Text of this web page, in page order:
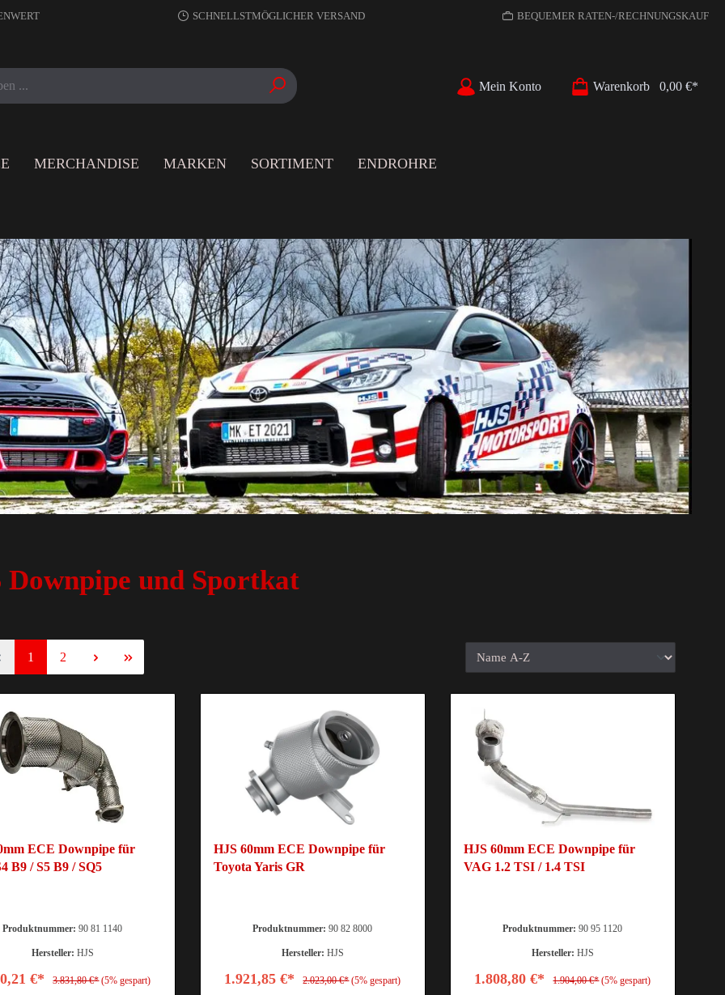
SCHNELLSTMÖGLICHER VERSAND BEQUEMER RATEN-/RECHNUNGSKAUF
Mein Konto Warenkorb 0,00 €*
MERCHANDISE MARKEN SORTIMENT ENDROHRE
Downpipe und Sportkat
1 2
ECE Downpipe für
B9 / S5 B9 / SQ5
Produktnummer:90 81 1140
Hersteller: HJS
€* 3.831,80 €* (5% gespart)
HJS 60mm ECE Downpipe für
Toyota Yaris GR
Produktnummer:90 82 8000
Hersteller: HJS
1.921,85 €* 2.023,00 €* (5% gespart)
HJS 60mm ECE Downpipe für
VAG 1.2 TSI / 1.4 TSI
Produktnummer:90 95 1120
Hersteller: HJS
1.808,80 €* 1.904,00 €* (5% gespart)